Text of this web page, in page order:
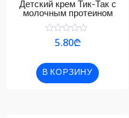
Детский крем Тик-Так с
молочным протеином
Оценка
5
5.80₾
В КОРЗИНУ